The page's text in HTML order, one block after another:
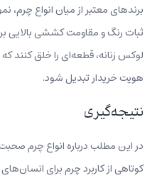
برندهای معتبر از میان انواع چرم،
ثبات رنگ و مقاومت کششی بالایی
لوکس زنانه، قطعه‌ای را خلق ‌کنند که
هویت خریدار تبدیل ‌شود.
نتیجه‌گیری
در این مطلب درباره انواع چرم صحبت
کوتاهی از کاربرد چرم برای